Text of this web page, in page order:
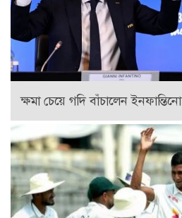
ক্ষমা চেয়ে গদি বাঁচালেন ইনফান্তিনো